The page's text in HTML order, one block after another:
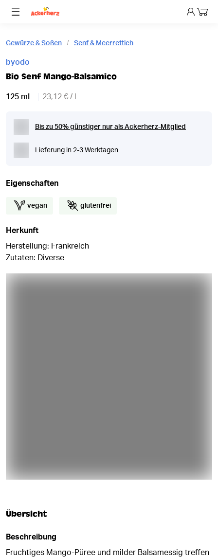
Dein
Gewürze & Soßen Senf & Meerrettich
byodo
Bio Senf Mango-Balsamico
125 mL 23,12 € / l
Bis zu 50% günstiger nur als Ackerherz-Mitglied
Lieferung in 2-3 Werktagen
Eigenschaften
vegan glutenfrei
Herkunft
Herstellung: Frankreich
Zutaten: Diverse
Übersicht
Beschreibung
Fruchtiges Mango-Püree und milder Balsamessig treffen